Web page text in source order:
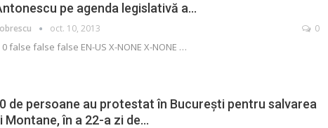
pe agenda legislativă a…
oct. 10, 2013 0
false false false EN-US X-NONE X-NONE …
de persoane au protestat în Bucureşti pentru salvarea
Montane, în a 22-a zi de…